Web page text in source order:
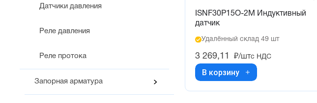
Датчики давления
Реле давления
Реле протока
Запорная арматура
ISNF30P15O-2M Индуктивный
датчик
Удалённый склад 49 шт
3 269,11 ₽/штс НДС
В корзину